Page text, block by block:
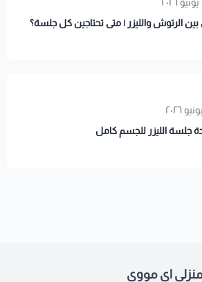
بين الرتوش والليزر | متى تحتاجين كل جلسة؟
جلسة الليزر للجسم كامل
اي مووي